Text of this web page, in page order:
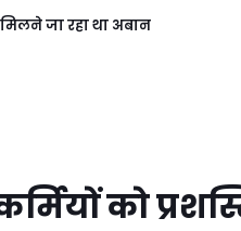
जा रहा था अबान
को